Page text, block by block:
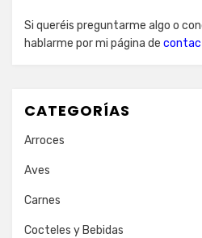
Si queréis preguntarme algo o
hablarme por mi página de
CATEGORÍAS
Arroces
Aves
Carnes
Cocteles y Bebidas